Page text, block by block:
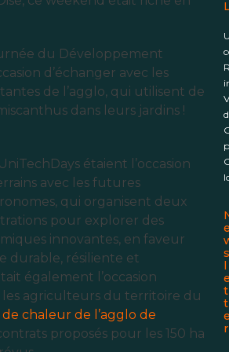
du Développement
d’échanger avec les
de l’agglo, qui utilisent de
dans leurs jardins !
étaient l’occasion
avec les futures
qui organisent deux
pour explorer des
innovantes, en faveur
durable, résiliente et
également l’occasion
les agriculteurs du territoire du
chaleur de l’agglo de
proposés pour les 150 ha
s
l
t
t
r